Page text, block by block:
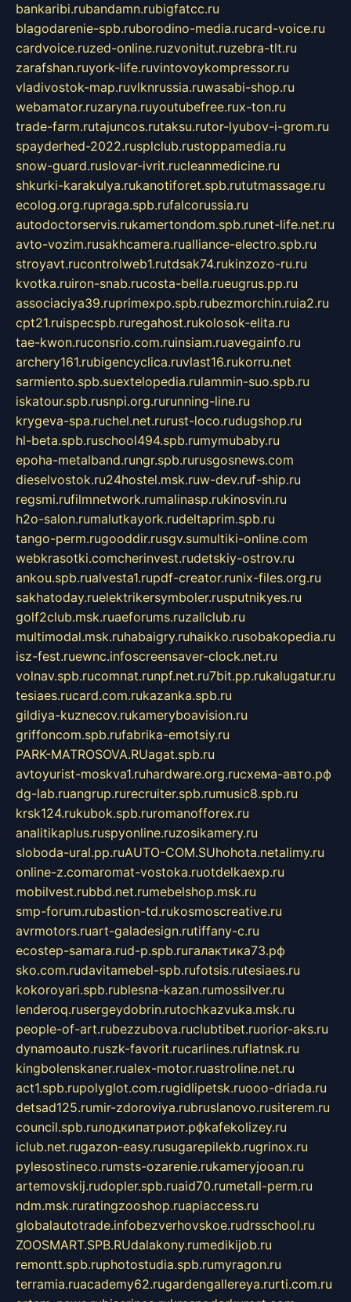
bankaribi.rubandamn.rubigfatcc.ru
blagodarenie-spb.ruborodino-media.rucard-voice.ru
cardvoice.ruzed-online.ruzvonitut.ruzebra-tlt.ru
zarafshan.ruyork-life.ruvintovoykompressor.ru
vladivostok-map.ruvlknrussia.ruwasabi-shop.ru
webamator.ruzaryna.ruyoutubefree.rux-ton.ru
trade-farm.rutajuncos.rutaksu.rutor-lyubov-i-grom.ru
spayderhed-2022.rusplclub.rustoppamedia.ru
snow-guard.ruslovar-ivrit.rucleanmedicine.ru
shkurki-karakulya.rukanotiforet.spb.rututmassage.ru
ecolog.org.rupraga.spb.rufalcorussia.ru
autodoctorservis.rukamertondom.spb.runet-life.net.ru
avto-vozim.rusakhcamera.rualliance-electro.spb.ru
stroyavt.rucontrolweb1.rutdsak74.rukinzozo-ru.ru
kvotka.ruiron-snab.rucosta-bella.rueugrus.pp.ru
associaciya39.ruprimexpo.spb.rubezmorchin.ruia2.ru
cpt21.ruispecspb.ruregahost.rukolosok-elita.ru
tae-kwon.ruconsrio.com.ruinsiam.ruavegainfo.ru
archery161.rubigencyclica.ruvlast16.rukorru.net
sarmiento.spb.suextelopedia.rulammin-suo.spb.ru
iskatour.spb.rusnpi.org.rurunning-line.ru
krygeva-spa.ruchel.net.rurust-loco.rudugshop.ru
hl-beta.spb.ruschool494.spb.rumymubaby.ru
epoha-metalband.rungr.spb.rurusgosnews.com
dieselvostok.ru24hostel.msk.ruw-dev.ruf-ship.ru
regsmi.rufilmnetwork.rumalinasp.rukinosvin.ru
h2o-salon.rumalutkayork.rudeltaprim.spb.ru
tango-perm.rugooddir.rusgv.sumultiki-online.com
webkrasotki.comcherinvest.rudetskiy-ostrov.ru
ankou.spb.rualvesta1.rupdf-creator.runix-files.org.ru
sakhatoday.ruelektrikersymboler.rusputnikyes.ru
golf2club.msk.ruaeforums.ruzallclub.ru
multimodal.msk.ruhabaigry.ruhaikko.rusobakopedia.ru
isz-fest.ruewnc.infoscreensaver-clock.net.ru
volnav.spb.rucomnat.runpf.net.ru7bit.pp.rukalugatur.ru
tesiaes.rucard.com.rukazanka.spb.ru
gildiya-kuznecov.rukameryboavision.ru
griffoncom.spb.rufabrika-emotsiy.ru
PARK-MATROSOVA.RUagat.spb.ru
avtoyurist-moskva1.ruhardware.org.ruсхема-авто.рф
dg-lab.ruangrup.rurecruiter.spb.rumusic8.spb.ru
krsk124.rukubok.spb.ruromanofforex.ru
analitikaplus.ruspyonline.ruzosikamery.ru
sloboda-ural.pp.ruAUTO-COM.SUhohota.netalimy.ru
online-z.comaromat-vostoka.ruotdelkaexp.ru
mobilvest.rubbd.net.rumebelshop.msk.ru
smp-forum.rubastion-td.rukosmoscreative.ru
avrmotors.ruart-galadesign.rutiffany-c.ru
ecostep-samara.rud-p.spb.ruгалактика73.рф
sko.com.rudavitamebel-spb.rufotsis.rutesiaes.ru
kokoroyari.spb.rublesna-kazan.rumossilver.ru
lenderoq.rusergeydobrin.rutochkazvuka.msk.ru
people-of-art.rubezzubova.ruclubtibet.ruorior-aks.ru
dynamoauto.ruszk-favorit.rucarlines.ruflatnsk.ru
kingbolenskaner.rualex-motor.ruastroline.net.ru
act1.spb.rupolyglot.com.rugidlipetsk.ruooo-driada.ru
detsad125.rumir-zdoroviya.rubruslanovo.rusiterem.ru
council.spb.ruлодкипатриот.рфkafekolizey.ru
iclub.net.rugazon-easy.rusugarepilekb.rugrinox.ru
pylesostineco.rumsts-ozarenie.rukameryjooan.ru
artemovskij.rudopler.spb.ruaid70.rumetall-perm.ru
ndm.msk.ruratingzooshop.ruapiaccess.ru
globalautotrade.infobezverhovskoe.rudrsschool.ru
ZOOSMART.SPB.RUdalakony.rumedikijob.ru
remontt.spb.ruphotostudia.spb.rumyragon.ru
terramia.ruacademy62.rugardengallereya.rurti.com.ru